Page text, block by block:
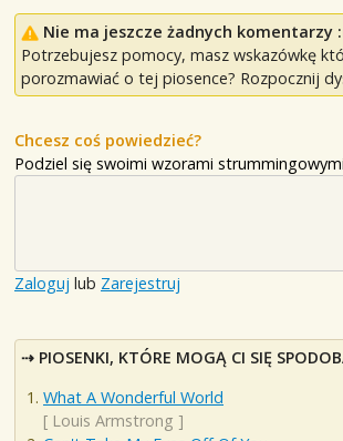
Nie ma jeszcze żadnych komentarzy
Potrzebujesz pomocy, masz wskazówkę
porozmawiać o tej piosence? Rozpocznij
Chcesz coś powiedzieć?
Podziel się swoimi wzorami
Zaloguj lub Zarejestruj
PIOSENKI, KTÓRE MOGĄ CI SIĘ
What A Wonderful World
[ Louis Armstrong ]